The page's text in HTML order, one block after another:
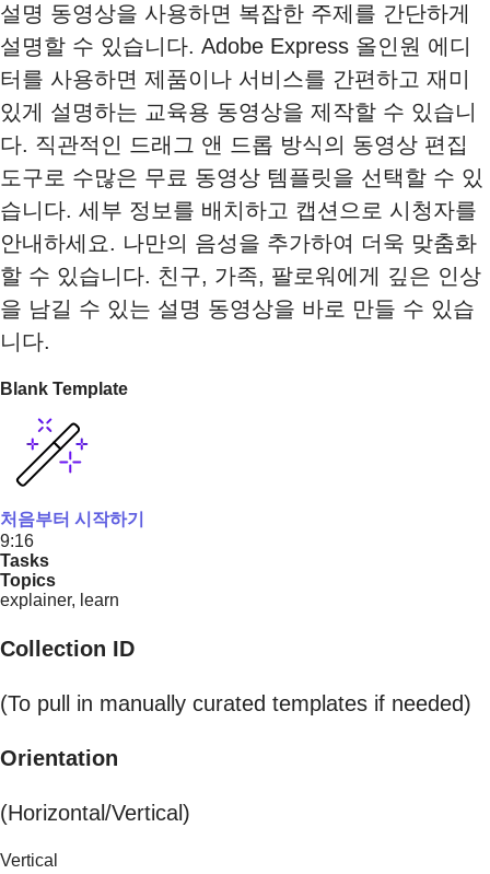
설명 동영상을 사용하면 복잡한 주제를 간단하게
설명할 수 있습니다. Adobe Express 올인원 에디
터를 사용하면 제품이나 서비스를 간편하고 재미
있게 설명하는 교육용 동영상을 제작할 수 있습니
다. 직관적인 드래그 앤 드롭 방식의 동영상 편집
도구로 수많은 무료 동영상 템플릿을 선택할 수 있
습니다. 세부 정보를 배치하고 캡션으로 시청자를
안내하세요. 나만의 음성을 추가하여 더욱 맞춤화
할 수 있습니다. 친구, 가족, 팔로워에게 깊은 인상
을 남길 수 있는 설명 동영상을 바로 만들 수 있습
니다.
Blank Template
처음부터 시작하기
9:16
Tasks
Topics
explainer, learn
Collection ID
(To pull in manually curated templates if needed)
Orientation
(Horizontal/Vertical)
Vertical